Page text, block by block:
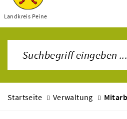
Themen
Landkreis Peine
Startseite Verwaltung